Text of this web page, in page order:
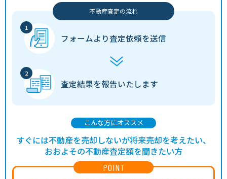
不動産査定の流れ
フォームより査定依頼を送信
査定結果を報告いたします
POINT
こんな方にオススメ
すぐには不動産を売却しないが将来売却を考えたい、
おおよその不動産査定額を聞きたい方